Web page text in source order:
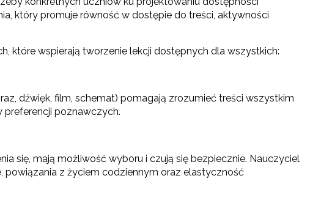
(BSĆ)"
przedmiotowo-językowego (CLIL)"
który promuje równość w dostępie do treści, aktywności
które wspierają tworzenie lekcji dostępnych dla wszystkich:
dźwięk, film, schemat) pomagają zrozumieć treści wszystkim
preferencji poznawczych.
się, mają możliwość wyboru i czują się bezpiecznie. Nauczyciel
z życiem codziennym oraz elastyczność